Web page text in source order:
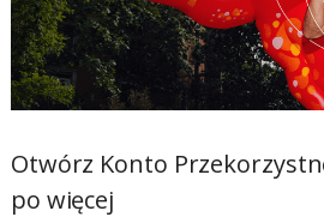
Otwórz Konto
po więcej